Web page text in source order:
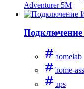
homelab
home-
ups